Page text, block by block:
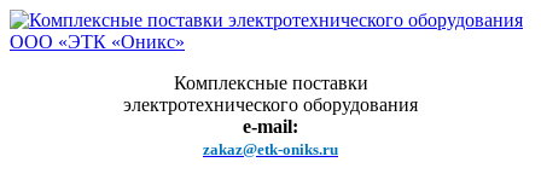
Комплексные поставки
электротехнического оборудования
e-mail:
zakaz@etk-oniks.ru